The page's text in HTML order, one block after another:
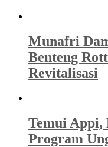
Munafri
Benteng
Revitalisasi
Temui Appi,
Program